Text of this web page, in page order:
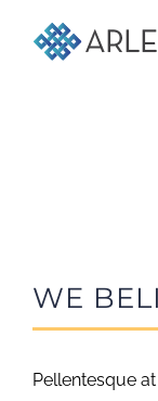
WE
Pellentesque